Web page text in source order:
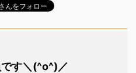
す＼(^o^)／